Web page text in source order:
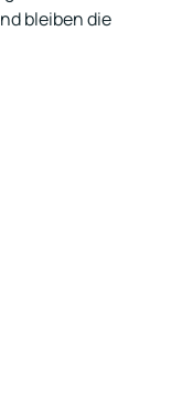
bleiben die